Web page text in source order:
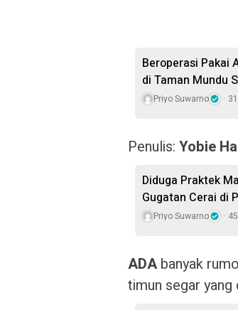
Beroperasi Pakai
di Taman Mundu
Priyo Suwarno
Penulis: Yobie
Diduga Praktek
Gugatan Cerai di
Priyo Suwarno
ADA banyak
timun segar